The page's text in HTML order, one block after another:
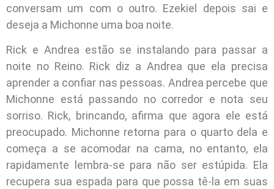
conversam um com o outro. Ezekiel depois sai e
deseja a Michonne uma boa noite.
Rick e Andrea estão se instalando para passar a
noite no Reino. Rick diz a Andrea que ela precisa
aprender a confiar nas pessoas. Andrea percebe que
Michonne está passando no corredor e nota seu
sorriso. Rick, brincando, afirma que agora ele está
preocupado. Michonne retorna para o quarto dela e
começa a se acomodar na cama, no entanto, ela
rapidamente lembra-se para não ser estúpida. Ela
recupera sua espada para que possa tê-la em suas